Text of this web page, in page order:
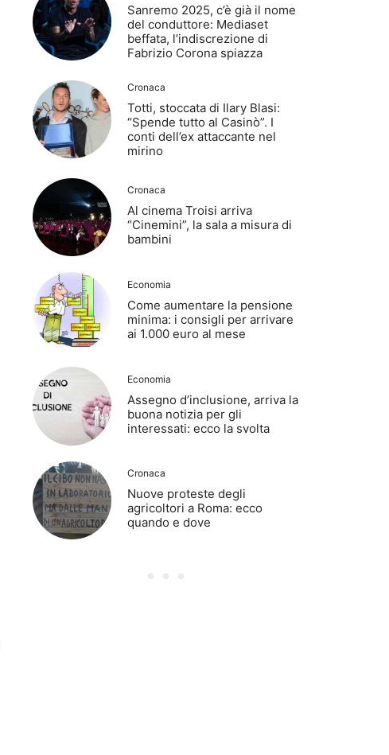
Sanremo 2025, c’è già il nome
del conduttore: Mediaset
beffata, l’indiscrezione di
Fabrizio Corona spiazza
Cronaca
Totti, stoccata di Ilary Blasi:
“Spende tutto al Casinò”. I
conti dell’ex attaccante nel
mirino
Cronaca
Al cinema Troisi arriva
“Cinemini”, la sala a misura di
bambini
Economia
Come aumentare la pensione
minima: i consigli per arrivare
ai 1.000 euro al mese
Economia
Assegno d’inclusione, arriva la
buona notizia per gli
interessati: ecco la svolta
Cronaca
Nuove proteste degli
agricoltori a Roma: ecco
quando e dove